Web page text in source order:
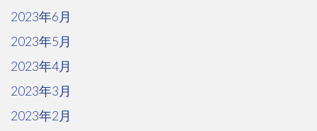
2023年6月
2023年5月
2023年4月
2023年3月
2023年2月